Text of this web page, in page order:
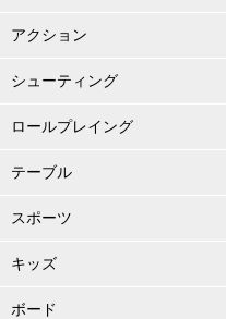
アクション
シューティング
ロールプレイング
テーブル
スポーツ
キッズ
ボード